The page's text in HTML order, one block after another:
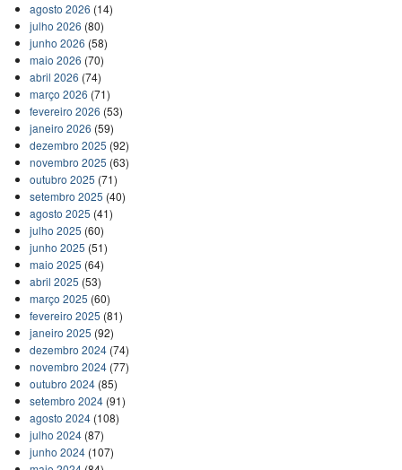
agosto 2026 (14)
julho 2026 (80)
junho 2026 (58)
maio 2026 (70)
abril 2026 (74)
março 2026 (71)
fevereiro 2026 (53)
janeiro 2026 (59)
dezembro 2025 (92)
novembro 2025 (63)
outubro 2025 (71)
setembro 2025 (40)
agosto 2025 (41)
julho 2025 (60)
junho 2025 (51)
maio 2025 (64)
abril 2025 (53)
março 2025 (60)
fevereiro 2025 (81)
janeiro 2025 (92)
dezembro 2024(74)
novembro 2024(77)
outubro 2024(85)
setembro 2024(91)
agosto 2024(108)
julho 2024(87)
junho 2024(107)